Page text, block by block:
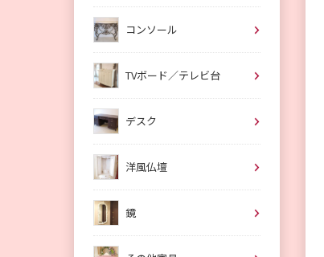
コンソール
TVボード／テレビ台
デスク
洋風仏壇
鏡